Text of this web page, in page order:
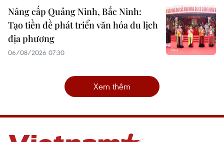
Nâng cấp Quảng Ninh, Bắc Ninh:
Tạo tiền đề phát triển văn hóa du lịch
địa phương
06/08/2026 07:30
Xem thêm